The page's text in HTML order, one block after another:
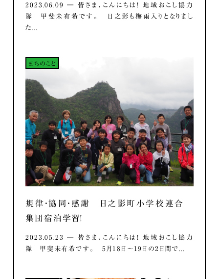
2023.06.09 ― 皆さま、こんにちは！ 地域おこし協力
隊 甲斐未有希です。 日之影も梅雨入りとなりまし
た...
まちのこと
規律・協同・感謝 日之影町小学校連合
集団宿泊学習！
2023.05.23 ― 皆さま、こんにちは！ 地域おこし協力
隊 甲斐未有希です。 5月18日～19日の2日間で...